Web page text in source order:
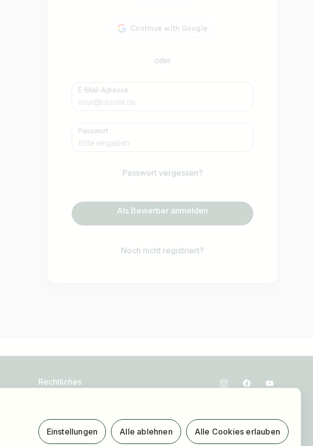
oder
E-Mail-Adresse
Passwort
Passwort vergessen?
Als Bewerber anmelden
Noch nicht registriert?
Rechtliches
Impressum
Barrierefreiheit
Jobs finden
Einstellungen Alle ablehnen Alle Cookies erlauben